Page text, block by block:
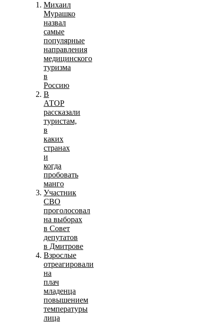
Михаил
Мурашко
назвал
самые
популярные
направления
медицинского
туризма
в
Россию
В
АТОР
рассказали
туристам,
в
каких
странах
и
когда
пробовать
манго
Участник
СВО
проголосовал
на выборах
в Совет
депутатов
в Дмитрове
Взрослые
отреагировали
на
плач
младенца
повышением
температуры
лица